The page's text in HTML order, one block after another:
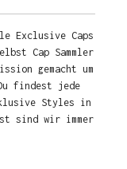
Exclusive Caps
Cap Sammler
gemacht um
findest jede
Styles in
sind wir immer